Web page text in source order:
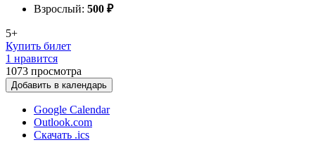
Взрослый: 500 ₽
5+
Купить билет
1 нравится
1073 просмотра
Добавить в календарь
Google Calendar
Outlook.com
Скачать .ics